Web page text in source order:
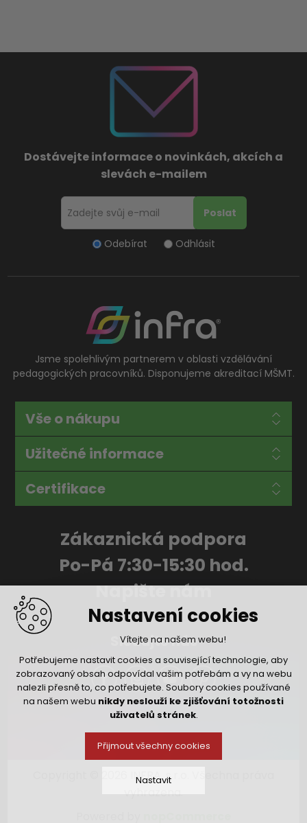
Nastavení cookies
Vítejte na našem webu!
Potřebujeme nastavit cookies a související technologie, aby
zobrazovaný obsah odpovídal vašim potřebám a vy na webu
nalezli přesně to, co potřebujete. Soubory cookies používané
na našem webu nikdy neslouží ke zjišťování totožnosti
uživatelů stránek.
Přijmout všechny cookies
Nastavit
Dostávejte informace o novinkách, akcích a
slevách e-mailem
Odebírat Odhlásit
Jsme spolehlivým partnerem v oblasti vzdělávání
pedagogických pracovníků. Disponujeme akreditací MŠMT.
Vše o nákupu
Užitečné informace
Certifikace
Zákaznická podpora
Po-Pá 7:30-15:30 hod.
Napište nám
Sledujte nás
Copyright © 2026 INFRA, s.r.o. Všechna práva
vyhrazena.